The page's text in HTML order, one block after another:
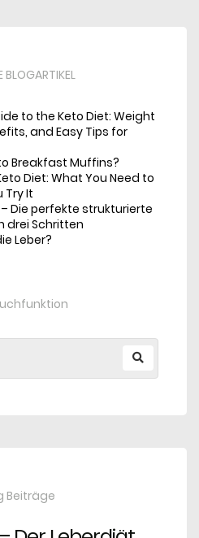
BLOGARTIKEL
to the Keto Diet: Weight
and Easy Tips for
Breakfast Muffins?
Diet: What You Need to
Try It
Die perfekte strukturierte
drei Schritten
Leber?
Beiträge